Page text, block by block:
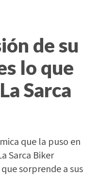
de su
lo que
Sarca
que la puso en
Sarca Biker
sorprende a sus